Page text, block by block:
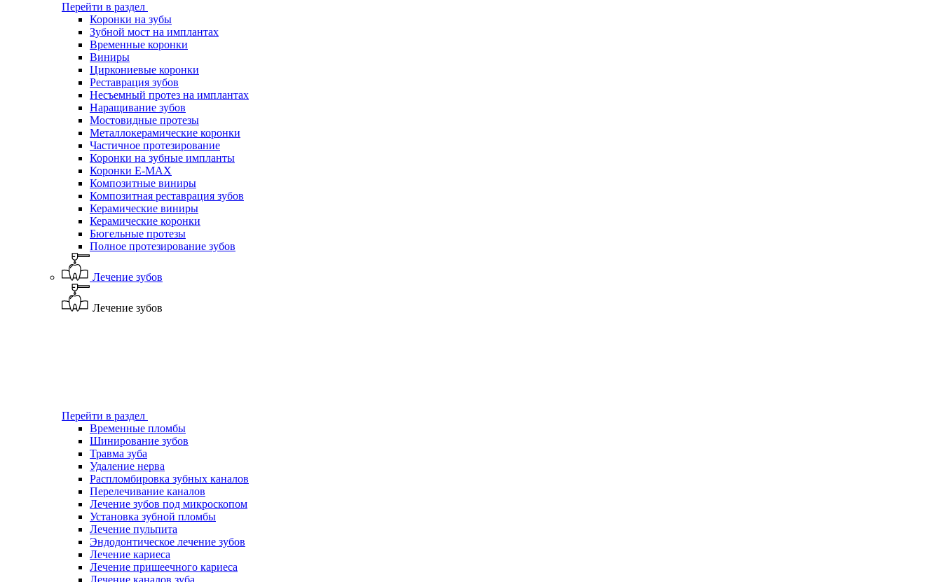
Перейти в раздел
Коронки на зубы
Зубной мост на имплантах
Временные коронки
Виниры
Циркониевые коронки
Реставрация зубов
Несъемный протез на имплантах
Наращивание зубов
Мостовидные протезы
Металлокерамические коронки
Частичное протезирование
Коронки на зубные импланты
Коронки E-MAX
Композитные виниры
Композитная реставрация зубов
Керамические виниры
Керамические коронки
Бюгельные протезы
Полное протезирование зубов
Лечение зубов
Лечение зубов
Перейти в раздел
Временные пломбы
Шинирование зубов
Травма зуба
Удаление нерва
Распломбировка зубных каналов
Перелечивание каналов
Лечение зубов под микроскопом
Установка зубной пломбы
Лечение пульпита
Эндодонтическое лечение зубов
Лечение кариеса
Лечение пришеечного кариеса
Лечение каналов зуба